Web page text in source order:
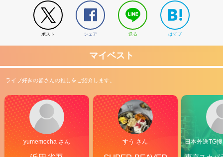
ポスト シェア 送る はてブ
マイベスト
ライブ好きの皆さんの推しをご紹介します。
yumemocha さん すう さん 日本外送TG